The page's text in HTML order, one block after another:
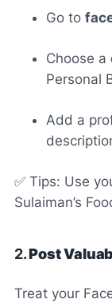
Go to
Choose a
Personal
Add a
✅ Tips: Use
Sulaiman’s
2.Post
Treat your